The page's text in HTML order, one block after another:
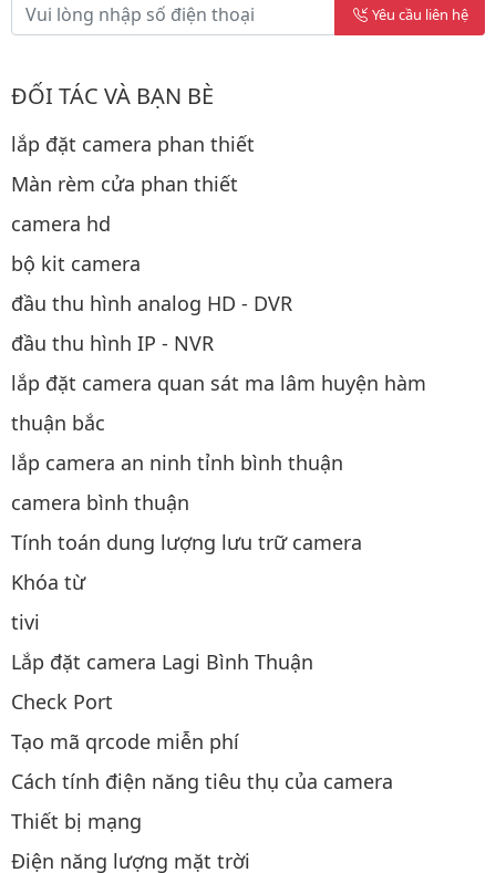
Yêu cầu liên hệ
ĐỐI TÁC VÀ BẠN BÈ
lắp đặt camera phan thiết
Màn rèm cửa phan thiết
camera hd
bộ kit camera
đầu thu hình analog HD - DVR
đầu thu hình IP - NVR
lắp đặt camera quan sát ma lâm huyện hàm
thuận bắc
lắp camera an ninh tỉnh bình thuận
camera bình thuận
Tính toán dung lượng lưu trữ camera
Khóa từ
tivi
Lắp đặt camera Lagi Bình Thuận
Check Port
Tạo mã qrcode miễn phí
Cách tính điện năng tiêu thụ của camera
Thiết bị mạng
Điện năng lượng mặt trời